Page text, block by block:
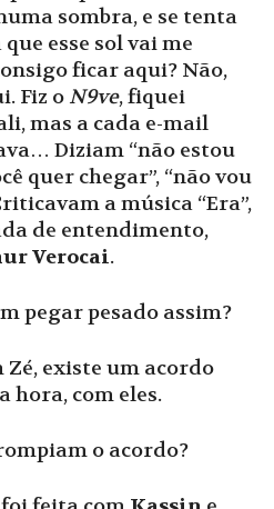
sombra, e se tenta
esse sol vai me
ficar aqui? Não,
Fiz o N9ve, fiquei
mas a cada e-mail
Diziam “não estou
quer chegar”, “não vou
a música “Era”,
de entendimento,
Verocai.
pegar pesado assim?
Zé, existe um acordo
hora, com eles.
o acordo?